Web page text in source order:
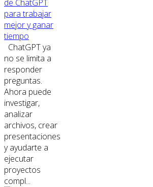
de ChatGPT
para trabajar
mejor y ganar
tiempo
ChatGPT ya
no se limita a
responder
preguntas.
Ahora puede
investigar,
analizar
archivos, crear
presentaciones
y ayudarte a
ejecutar
proyectos
compl...